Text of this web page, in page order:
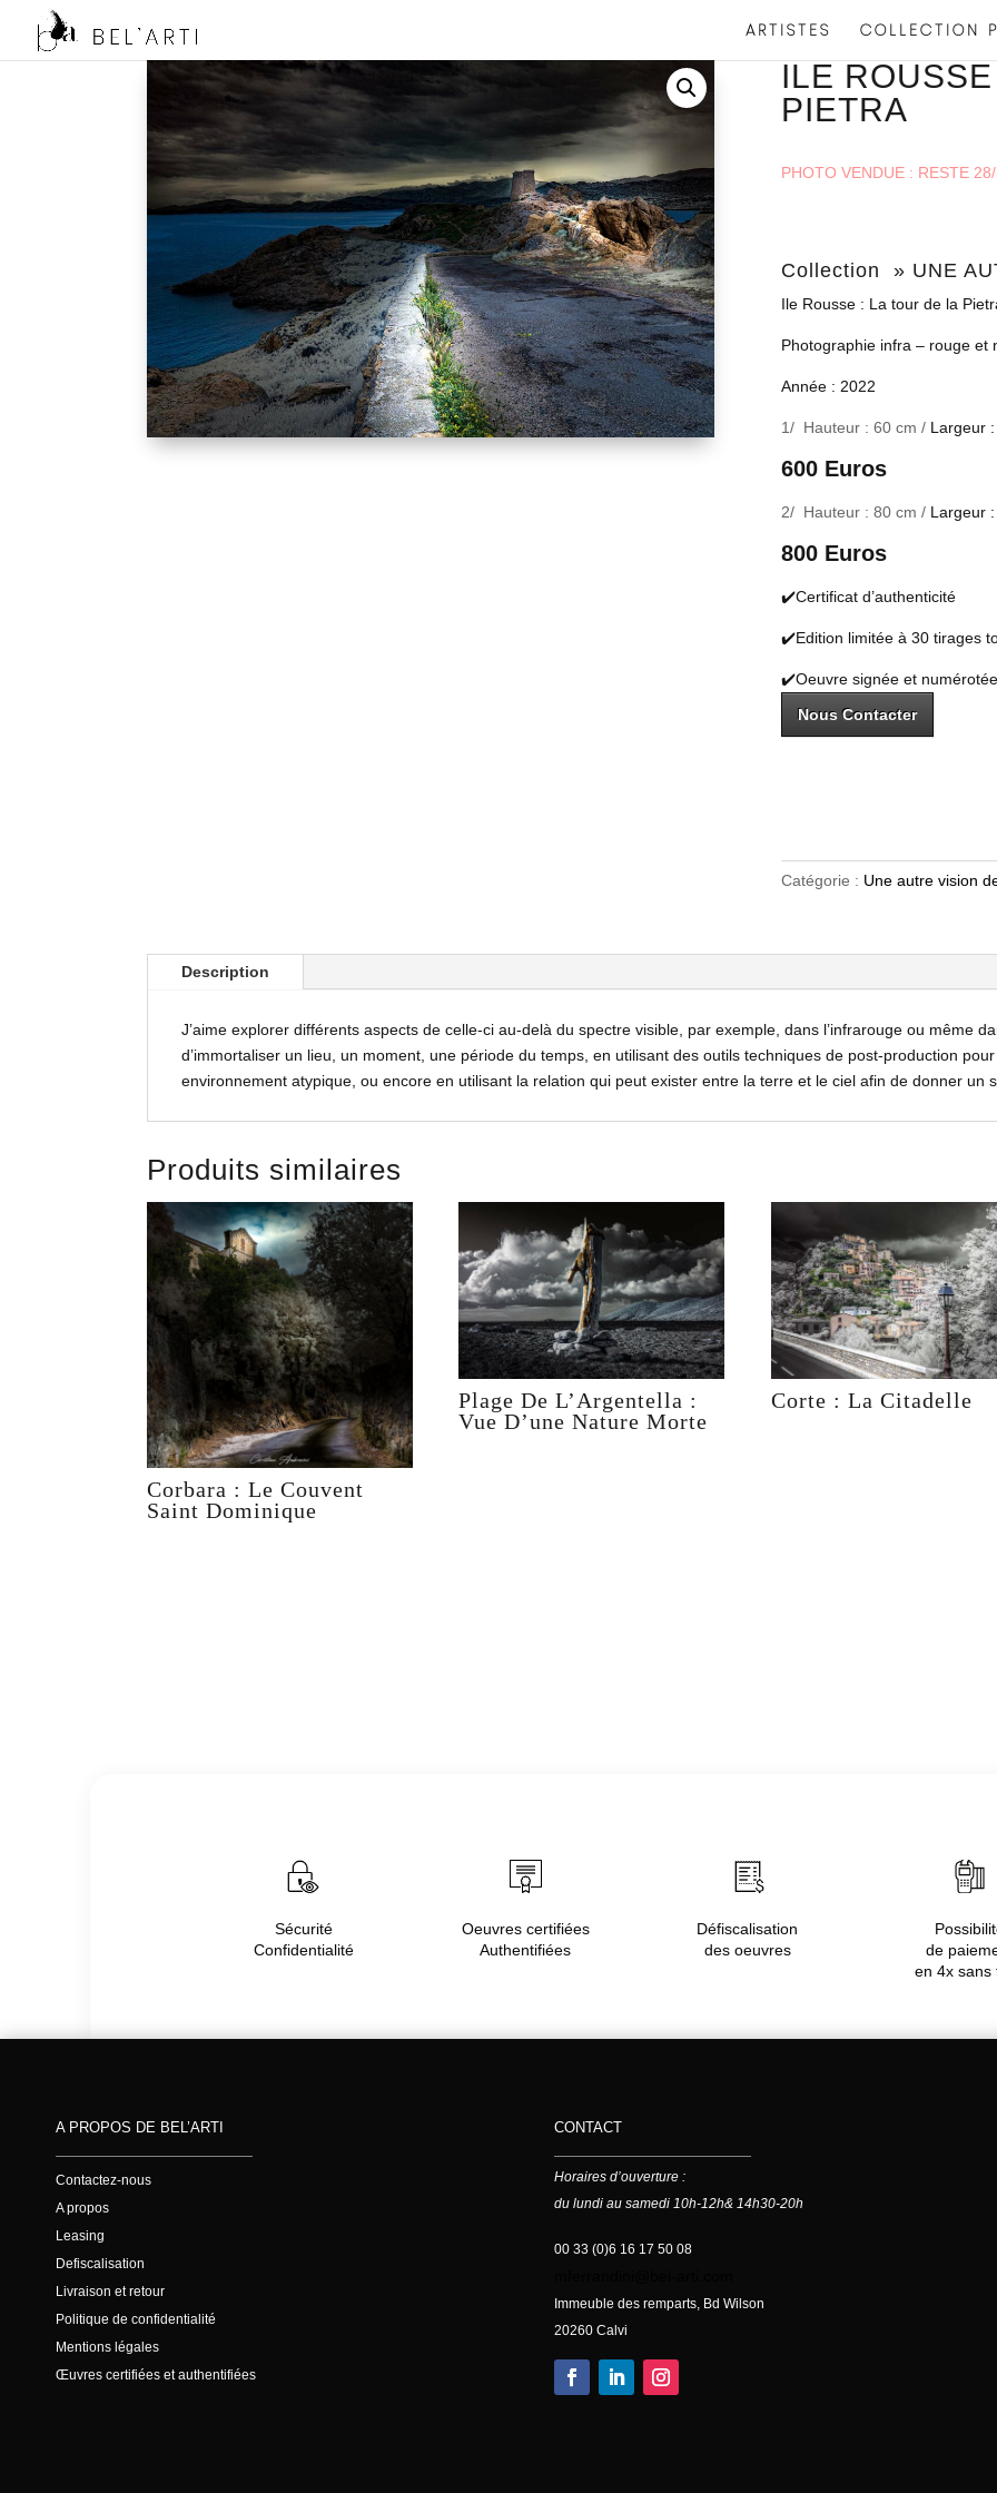
ARTISTES COLLECTION
ILE
PIETRA
PHOTO VENDUE : RESTE
Collection » UNE
Ile Rousse : La tour de la
Photographie infra – rouge
Année : 2022
1/ Hauteur : 60 cm / Largeur
600 Euros
2/ Hauteur : 80 cm / Largeur
800 Euros
✔️Certificat d’authenticité
✔️Edition limitée à 30 tirages
✔️Oeuvre signée et numérotée
Nous Contacter
Catégorie : Une autre vision
Description
J’aime explorer différents aspects de celle-ci au-delà du spectre visible, par exemple, dans l’infrarouge ou même
d’immortaliser un lieu, un moment, une période du temps, en utilisant des outils techniques de post-production
environnement atypique, ou encore en utilisant la relation qui peut exister entre la terre et le ciel afin de donner un
Produits similaires
Corbara : Le Couvent
Saint Dominique
Plage De L’Argentella :
Vue D’une Nature Morte
Corte : La Citadelle
Sécurité
Confidentialité
Oeuvres certifiées
Authentifiées
Défiscalisation
des oeuvres
de
en 4x sans
A PROPOS DE BEL’ARTI
Contactez-nous
A propos
Leasing
Defiscalisation
Livraison et retour
Politique de confidentialité
Mentions légales
Œuvres certifiées et authentifiées
CONTACT
Horaires d’ouverture :
du lundi au samedi 10h-12h& 14h30-20h
00 33 (0)6 16 17 50 08
Immeuble des remparts, Bd Wilson
20260 Calvi